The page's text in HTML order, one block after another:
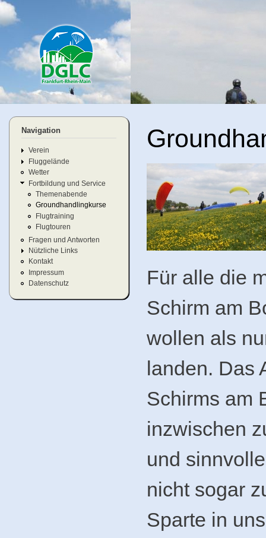
Für alle die
Schirm am
wollen als
landen. Das
Schirms am
inzwischen
und
nicht sogar
Sparte in
Navigation
Verein
Fluggelände
Wetter
Fortbildung und Service
Themenabende
Groundhandlingkurse
Flugtraining
Flugtouren
Fragen und Antworten
Nützliche Links
Kontakt
Impressum
Datenschutz